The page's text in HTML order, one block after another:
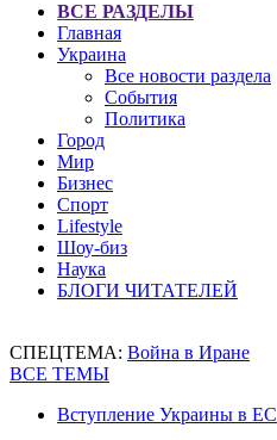
ВСЕ РАЗДЕЛЫ
Главная
Украина
Все новости раздела
События
Политика
Город
Мир
Бизнес
Спорт
Lifestyle
Шоу-биз
Наука
БЛОГИ ЧИТАТЕЛЕЙ
СПЕЦТЕМА: Война в Иране
ВСЕ ТЕМЫ
Вступление Украины в ЕС